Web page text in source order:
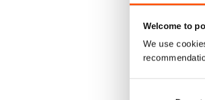
Welcome to
We use